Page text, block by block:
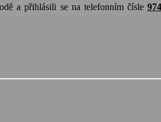
a přihlásili se na telefonním čísle